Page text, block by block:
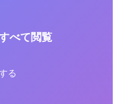
べて閲覧
る